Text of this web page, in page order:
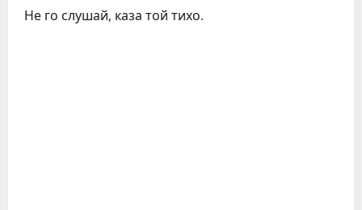
Не го слушай, каза той тихо.